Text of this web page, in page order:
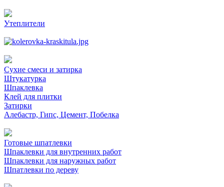
Утеплители
Сухие смеси и затирка
Штукатурка
Шпаклевка
Клей для плитки
Затирки
Алебастр, Гипс, Цемент, Побелка
Готовые шпатлевки
Шпаклевки для внутренних работ
Шпаклевки для наружных работ
Шпатлевки по дереву